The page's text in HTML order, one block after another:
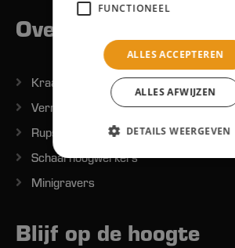
Overig
Kraantjes
Verreikers
Rupshoogwerkers
Schaarhoogwerkers
Minigravers
Blijf op de hoogte
FUNCTIONEEL
ALLES ACCEPTEREN
ALLES AFWIJZEN
DETAILS WEERGEVEN